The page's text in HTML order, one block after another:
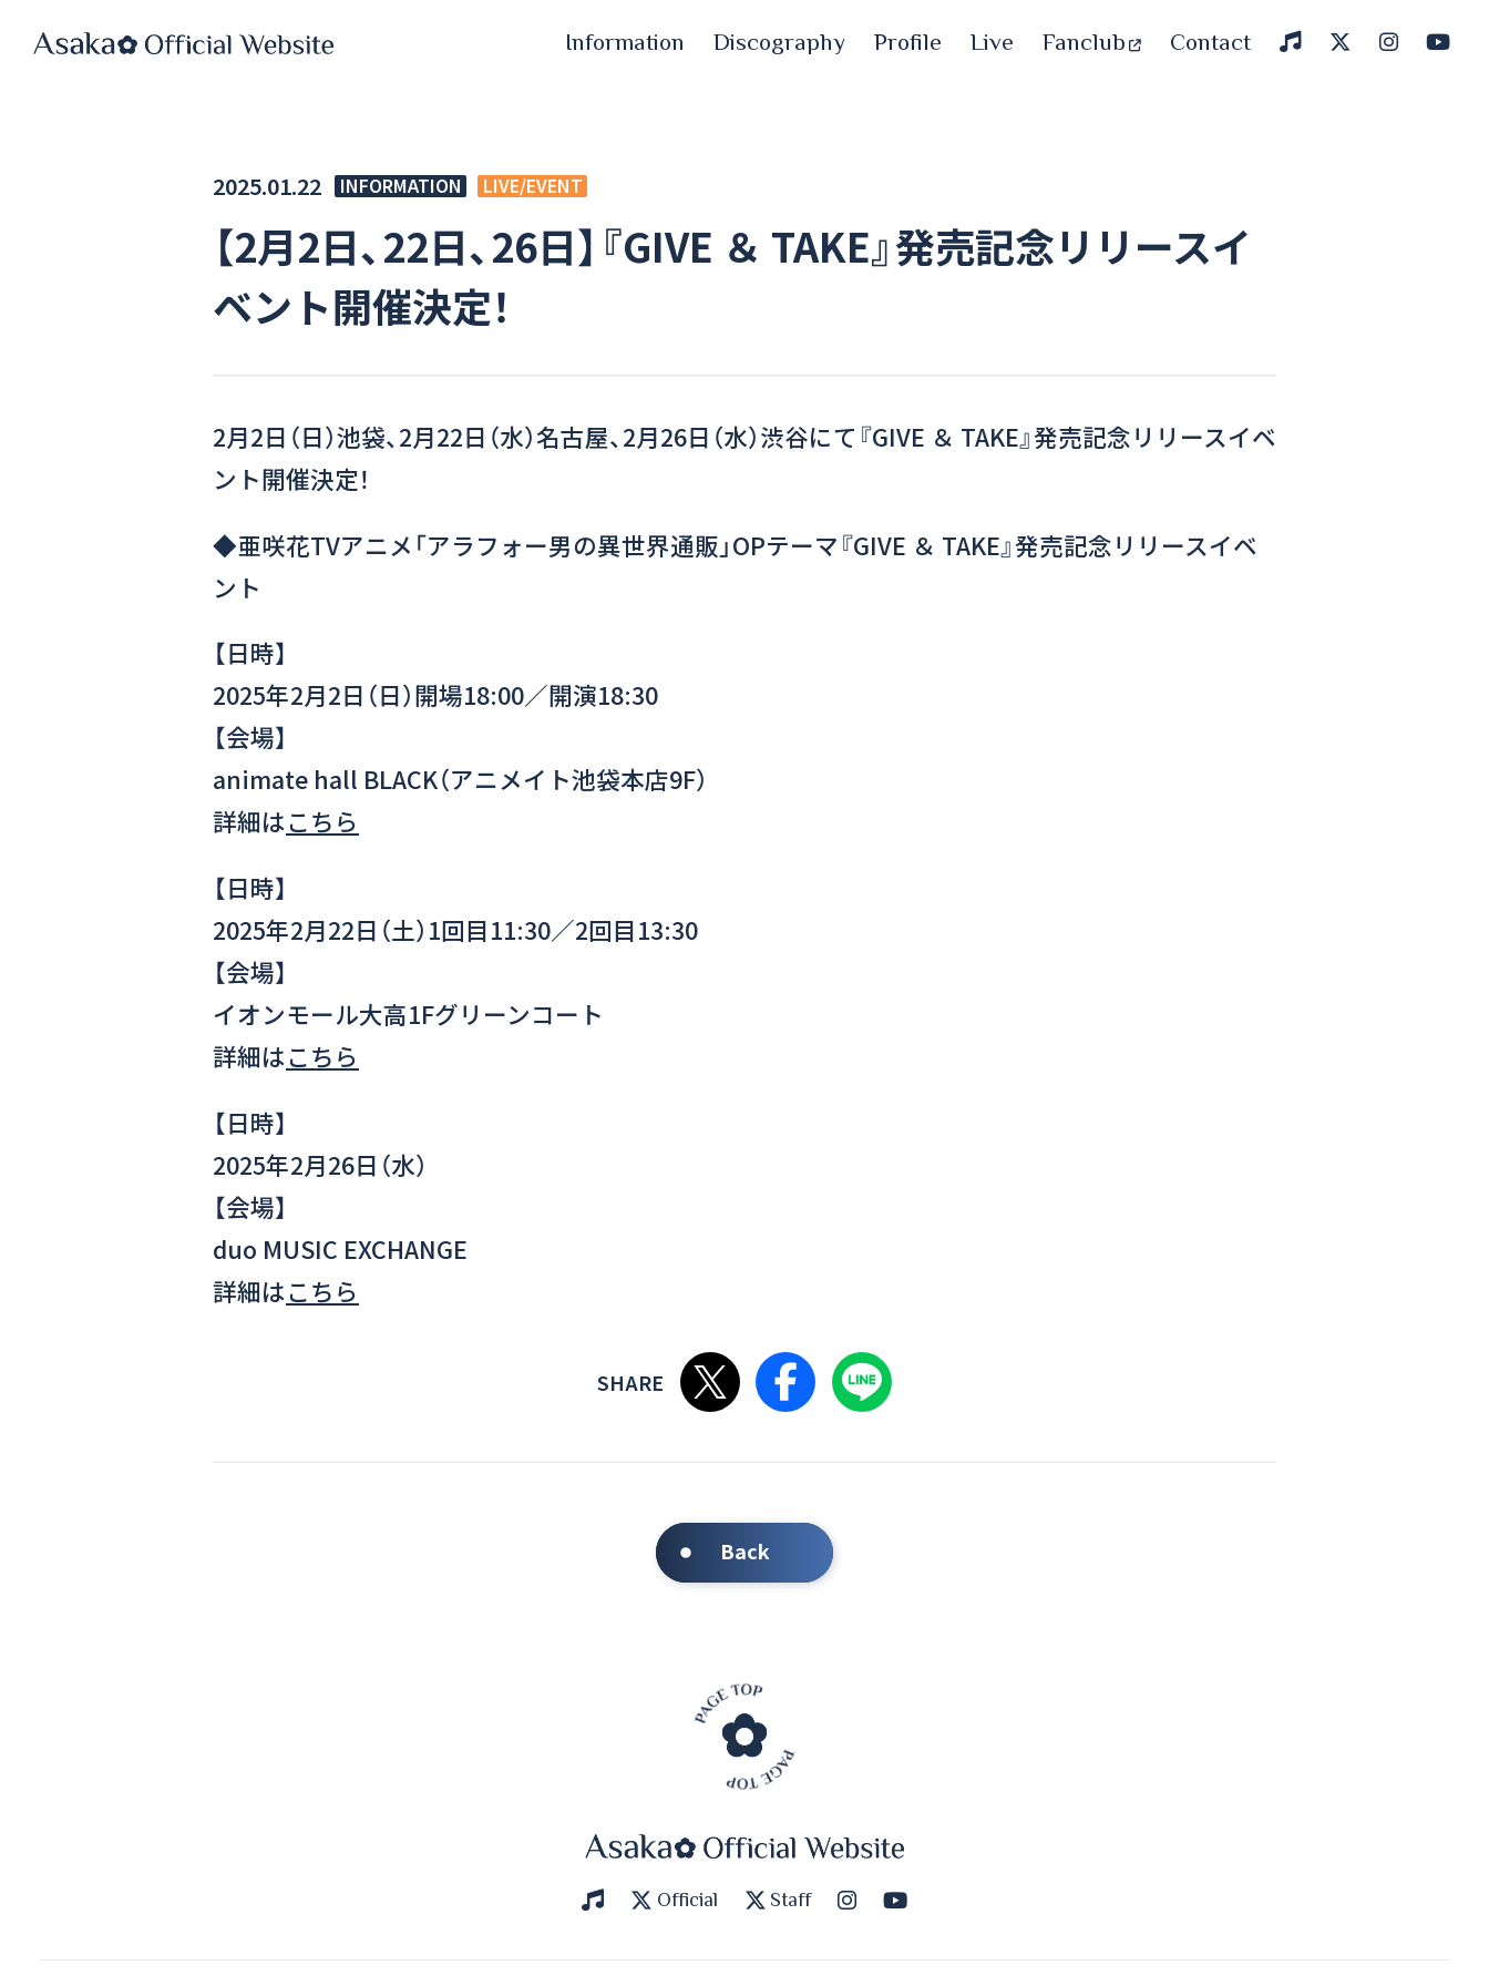
Information Discography Profile Live Fanclub Contact
2025.01.22 INFORMATION LIVE/EVENT
【2月2日、22日、26日】『GIVE ＆ TAKE』発売記念リリースイ
ベント開催決定！
2月2日（日）池袋、2月22日（水）名古屋、2月26日（水）渋谷にて『GIVE ＆ TAKE』発売記念リリースイベ
ント開催決定！
◆亜咲花TVアニメ「アラフォー男の異世界通販」OPテーマ『GIVE ＆ TAKE』発売記念リリースイベ
ント
【日時】
2025年2月2日（日）開場18:00／開演18:30
【会場】
animate hall BLACK（アニメイト池袋本店9F）
詳細はこちら
【日時】
2025年2月22日（土）1回目11:30／2回目13:30
【会場】
イオンモール大高1Fグリーンコート
詳細はこちら
【日時】
2025年2月26日（水）
【会場】
duo MUSIC EXCHANGE
詳細はこちら
Xで共有するFacebookで共有する
Back
Official Staff